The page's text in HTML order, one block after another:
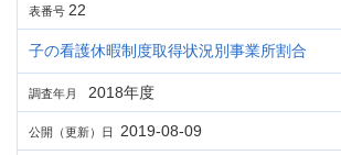
表番号 22
子の看護休暇制度取得状況別事業所割合
調査年月 2018年度
公開（更新）日 2019-08-09